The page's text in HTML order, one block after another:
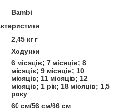
Bambi
2,45 кг г
Ходунки
6 місяців; 7 місяців; 8
місяців; 9 місяців; 10
місяців; 11 місяців; 12
місяців; 1 рік; 18 місяців; 1,5
року
60 см/56 см/66 см